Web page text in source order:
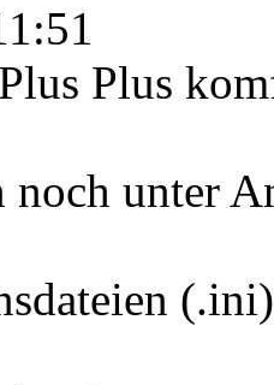
Plus
noch unter